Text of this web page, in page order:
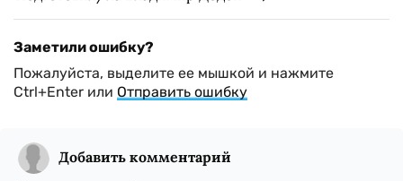
Заметили ошибку?
Пожалуйста, выделите ее мышкой и нажмите
Ctrl+Enter или Отправить ошибку
Добавить комментарий